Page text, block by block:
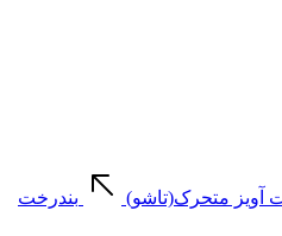
آویز متحرک(تاشو) بندرخت